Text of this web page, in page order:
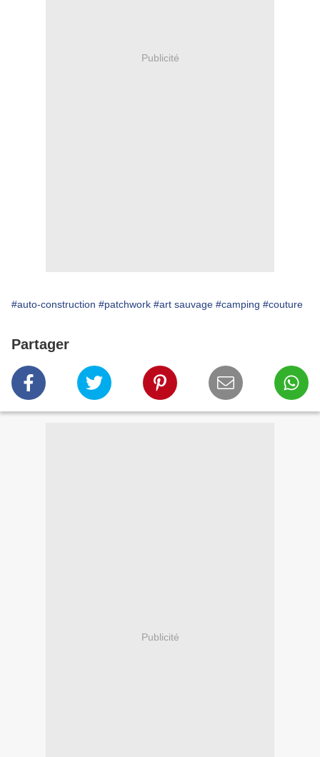
Publicité
#auto-construction #patchwork #art sauvage #camping #couture
Partager
Publicité